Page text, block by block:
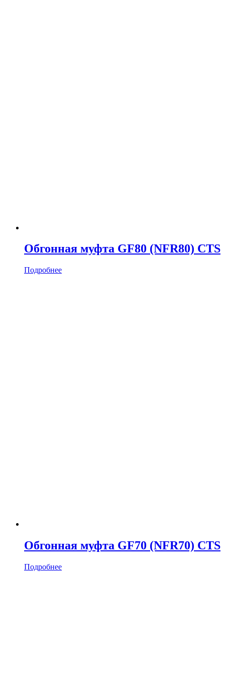
Обгонная муфта GF80 (NFR80) CTS
Подробнее
Обгонная муфта GF70 (NFR70) CTS
Подробнее